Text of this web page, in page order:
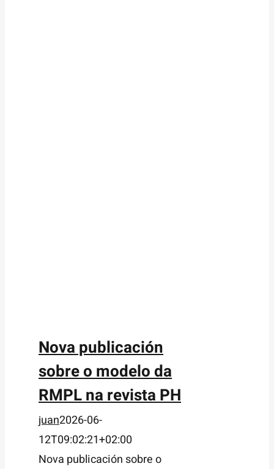
Nova publicación
sobre o modelo da
RMPL na revista PH
juan2026-06-
12T09:02:21+02:00
Nova publicación sobre o